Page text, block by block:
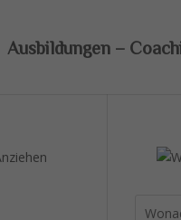
Ausbildungen –